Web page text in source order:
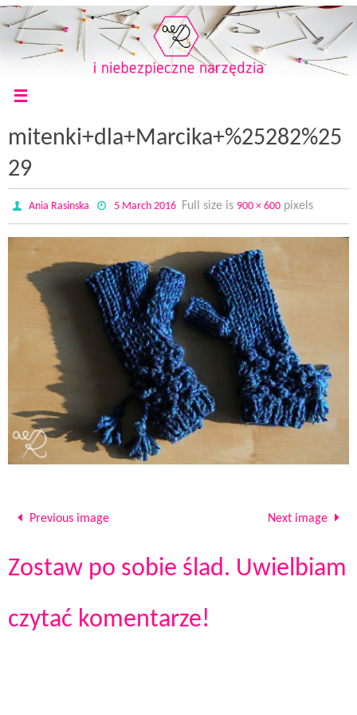
mitenki+dla+Marcika+%25282%25
29
Ania Rasinska 5 March 2016 Full size is 900 × 600pixels
Previous image Next image
Zostaw po sobie ślad. Uwielbiam
czytać komentarze!